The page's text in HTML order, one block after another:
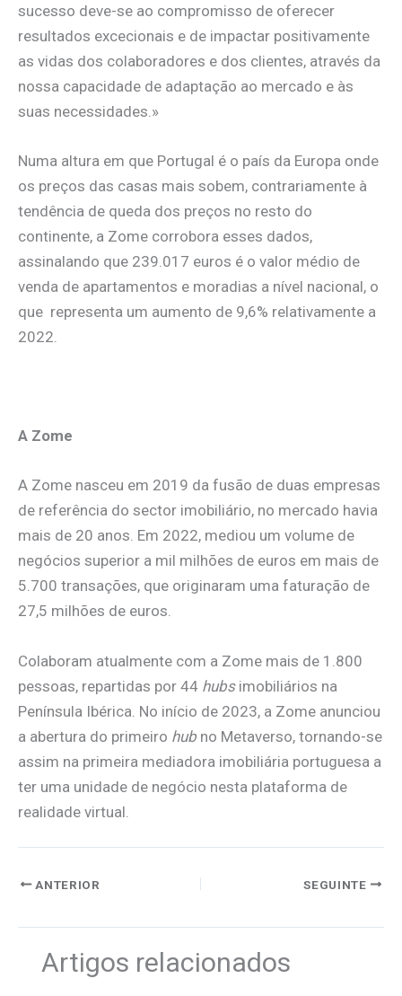
sucesso deve-se ao compromisso de oferecer
resultados excecionais e de impactar positivamente
as vidas dos colaboradores e dos clientes, através da
nossa capacidade de adaptação ao mercado e às
suas necessidades.»
Numa altura em que Portugal é o país da Europa onde
os preços das casas mais sobem, contrariamente à
tendência de queda dos preços no resto do
continente, a Zome corrobora esses dados,
assinalando que 239.017 euros é o valor médio de
venda de apartamentos e moradias a nível nacional, o
que representa um aumento de 9,6% relativamente a
2022.
A Zome
A Zome nasceu em 2019 da fusão de duas empresas
de referência do sector imobiliário, no mercado havia
mais de 20 anos. Em 2022, mediou um volume de
negócios superior a mil milhões de euros em mais de
5.700 transações, que originaram uma faturação de
27,5 milhões de euros.
Colaboram atualmente com a Zome mais de 1.800
pessoas, repartidas por 44 hubsimobiliários na
Península Ibérica. No início de 2023, a Zome anunciou
a abertura do primeiro hub no Metaverso, tornando-se
assim na primeira mediadora imobiliária portuguesa a
ter uma unidade de negócio nesta plataforma de
realidade virtual.
ANTERIOR SEGUINTE
Artigos relacionados